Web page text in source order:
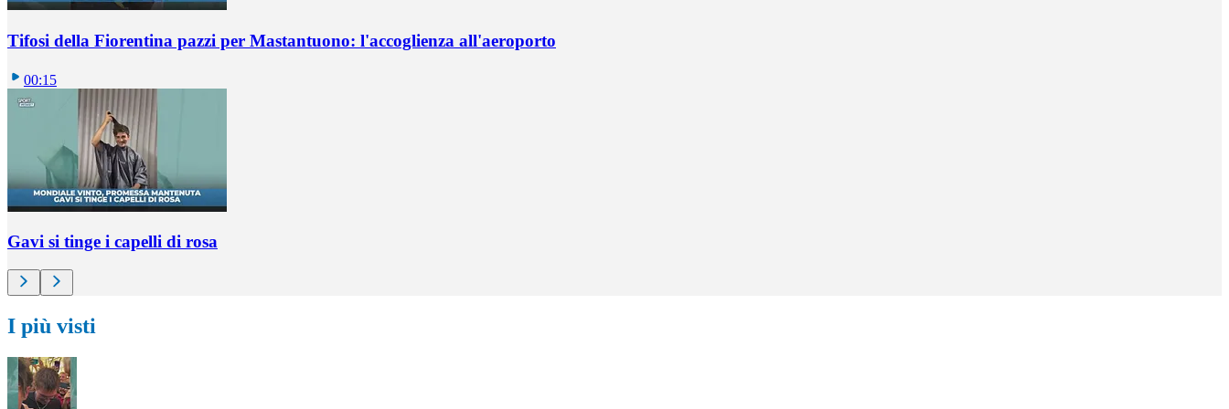
Tifosi della Fiorentina pazzi per Mastantuono: l'accoglienza all'aeroporto
00:15
Gavi si tinge i capelli di rosa
I più visti